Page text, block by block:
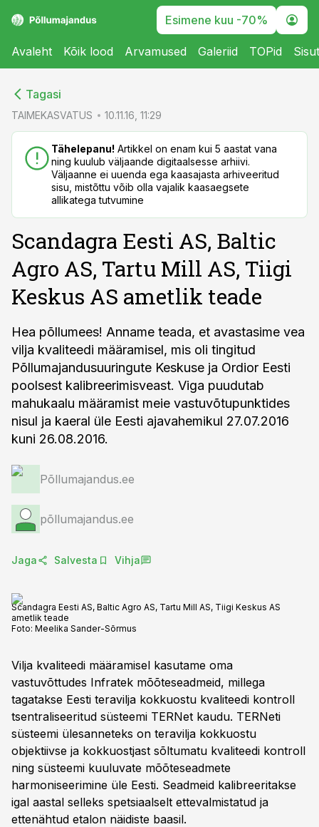
Esimene kuu -70%
Avaleht Kõik lood Arvamused Galeriid TOPid
Tagasi
TAIMEKASVATUS 10.11.16, 11:29
Tähelepanu! Artikkel on enam kui 5 aastat vana
ning kuulub väljaande digitaalsesse arhiivi.
Väljaanne ei uuenda ega kaasajasta arhiveeritud
sisu, mistõttu võib olla vajalik kaasaegsete
allikatega tutvumine
Scandagra Eesti AS, Baltic
Agro AS, Tartu Mill AS, Tiigi
Keskus AS ametlik teade
Hea põllumees! Anname teada, et avastasime vea
vilja kvaliteedi määramisel, mis oli tingitud
Põllumajandusuuringute Keskuse ja Ordior Eesti
poolsest kalibreerimisveast. Viga puudutab
mahukaalu määramist meie vastuvõtupunktides
nisul ja kaeral üle Eesti ajavahemikul 27.07.2016
Põllumajandus.ee
põllumajandus.ee
Jaga Salvesta Vihja
Scandagra Eesti AS, Baltic Agro AS, Tartu Mill AS, Tiigi Keskus AS
ametlik teade
Foto: Meelika Sander-Sõrmus
Vilja kvaliteedi määramisel kasutame oma
vastuvõttudes Infratek mõõteseadmeid, millega
tagatakse Eesti teravilja kokkuostu kvaliteedi kontroll
tsentraliseeritud süsteemi TERNet kaudu. TERNeti
süsteemi ülesanneteks on teravilja kokkuostu
objektiivse ja kokkuostjast sõltumatu kvaliteedi kontroll
ning süsteemi kuuluvate mõõteseadmete
harmoniseerimine üle Eesti. Seadmeid kalibreeritakse
igal aastal selleks spetsiaalselt ettevalmistatud ja
ettenähtud etalon näidiste baasil.